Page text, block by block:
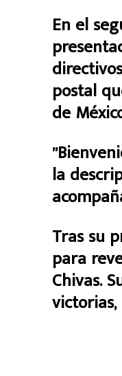
En el
postal
de
la
Tras su
para
Chivas.